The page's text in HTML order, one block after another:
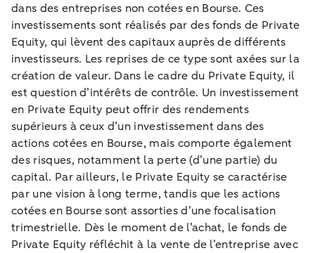
dans des entreprises non cotées en Bourse. Ces
investissements sont réalisés par des fonds de Private
Equity, qui lèvent des capitaux auprès de différents
investisseurs. Les reprises de ce type sont axées sur la
création de valeur. Dans le cadre du Private Equity, il
est question d’intérêts de contrôle. Un investissement
en Private Equity peut offrir des rendements
supérieurs à ceux d’un investissement dans des
actions cotées en Bourse, mais comporte également
des risques, notamment la perte (d’une partie) du
capital. Par ailleurs, le Private Equity se caractérise
par une vision à long terme, tandis que les actions
cotées en Bourse sont assorties d’une focalisation
trimestrielle. Dès le moment de l’achat, le fonds de
Private Equity réfléchit à la vente de l’entreprise avec